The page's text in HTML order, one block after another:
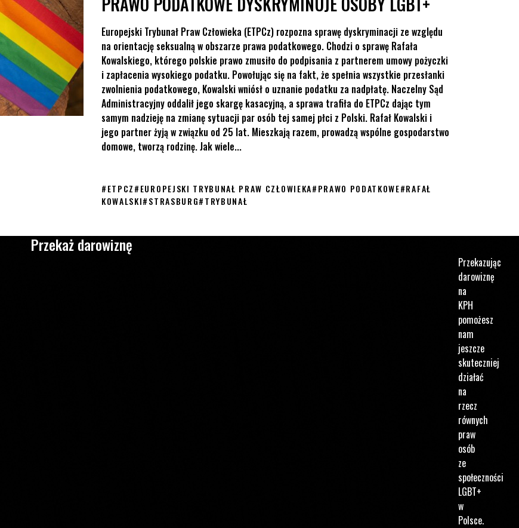
Europejski Trybunał Praw Człowieka (ETPCz) rozpozna sprawę dyskryminacji ze względu
na orientację seksualną w obszarze prawa podatkowego. Chodzi o sprawę Rafała
Kowalskiego, którego polskie prawo zmusiło do podpisania z partnerem umowy pożyczki
i zapłacenia wysokiego podatku. Powołując się na fakt, że spełnia wszystkie przesłanki
zwolnienia podatkowego, Kowalski wniósł o uznanie podatku za nadpłatę. Naczelny Sąd
Administracyjny oddalił jego skargę kasacyjną, a sprawa trafiła do ETPCz dając tym
samym nadzieję na zmianę sytuacji par osób tej samej płci z Polski. Rafał Kowalski i
jego partner żyją w związku od 25 lat. Mieszkają razem, prowadzą wspólne gospodarstwo
domowe, tworzą rodzinę. Jak wiele...
#ETPCZ#EUROPEJSKI TRYBUNAŁ PRAW CZŁOWIEKA#PRAWO PODATKOWE#RAFAŁ
KOWALSKI#STRASBURG#TRYBUNAŁ
Przekaż darowiznę
Przekazując
darowiznę
na
KPH
pomożesz
nam
jeszcze
skuteczniej
działać
na
rzecz
równych
praw
osób
ze
społeczności
LGBT+
w
Polsce.